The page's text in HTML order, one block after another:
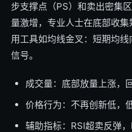
步支撑点（PS）和卖出密集
量激增，专业人士在底部收
用工具如均线金叉：短期均
信号。
成交量：底部放量上涨，
价格行为：不再创新低，
辅助指标：RSI超卖反弹，